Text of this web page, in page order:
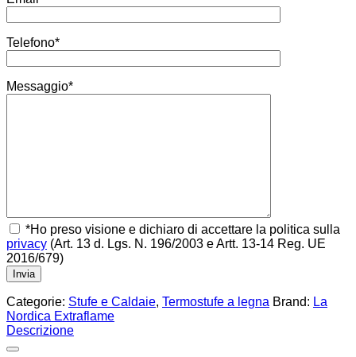
Telefono*
Messaggio*
*Ho preso visione e dichiaro di accettare la politica sulla
privacy (Art. 13 d. Lgs. N. 196/2003 e Artt. 13-14 Reg. UE
2016/679)
Categorie: Stufe e Caldaie, Termostufe a legna Brand: La
Nordica Extraflame
Descrizione